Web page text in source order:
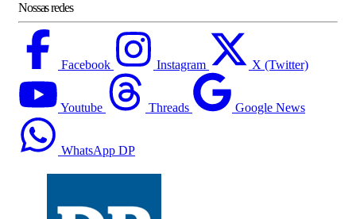
Nossas redes
Facebook Instagram X (Twitter)
Youtube Threads Google News
WhatsApp DP